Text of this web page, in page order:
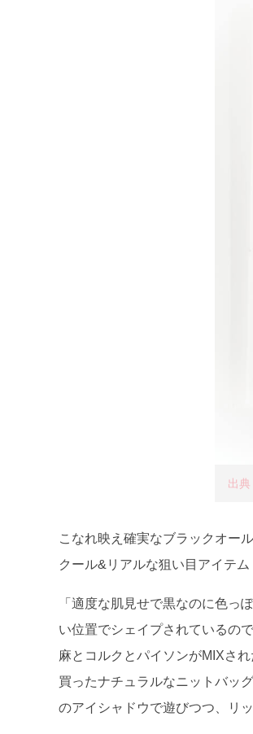
出
こなれ映え確実なブラックオー
クール&リアルな狙い目アイテム
「適度な肌見せで黒なのに色
い位置でシェイプされているの
麻とコルクとパイソンがMIXさ
買ったナチュラルなニットバッ
のアイシャドウで遊びつつ、リ